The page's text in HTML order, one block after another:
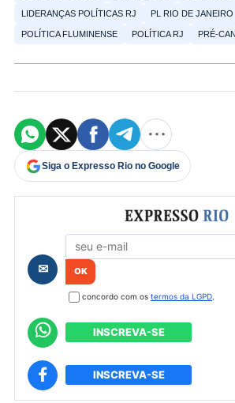
LIDERANÇAS POLÍTICAS RJ PL RIO DE JANEIRO
POLÍTICA FLUMINENSE POLÍTICA RJ PRÉ-
Siga o Expresso Rio no Google
Formulário de cadastro
✉
concordo com os termos da LGPD.
INSCREVA-SE
INSCREVA-SE